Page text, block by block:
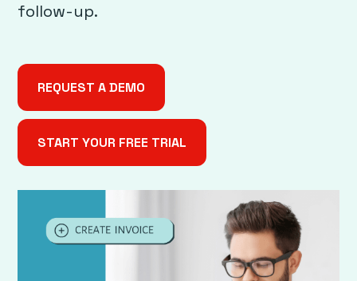
follow-up.
REQUEST A DEMO
START YOUR FREE TRIAL